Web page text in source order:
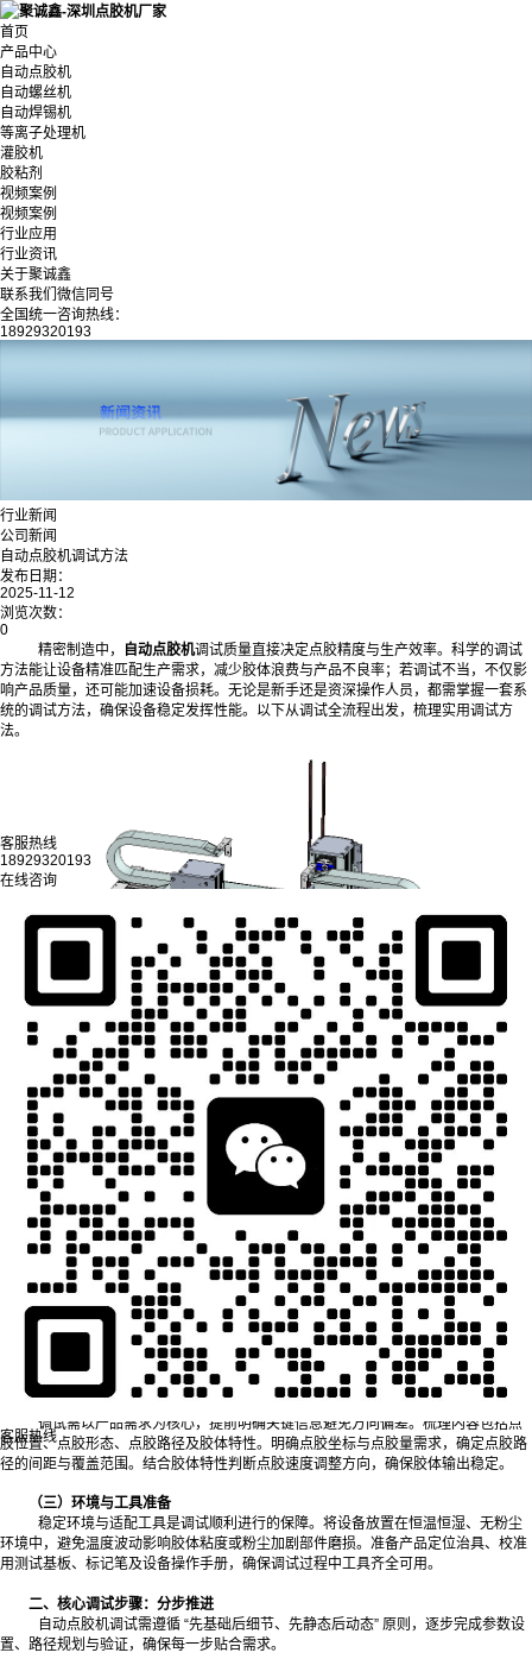
首页
产品中心
自动点胶机
自动螺丝机
自动焊锡机
等离子处理机
灌胶机
胶粘剂
视频案例
视频案例
行业应用
行业资讯
关于聚诚鑫
联系我们微信同号
全国统一咨询热线：
18929320193
行业新闻
公司新闻
自动点胶机调试方法
发布日期：
2025-11-12
浏览次数：
0
精密制造中，
自动点胶机调试质量直接决定点胶精度与生产效率。科学的调试
方法能让设备精准匹配生产需求，减少胶体浪费与产品不良率；若调试不当，不仅影
响产品质量，还可能加速设备损耗。无论是新手还是资深操作人员，都需掌握一套系
统的调试方法，确保设备稳定发挥性能。以下从调试全流程出发，梳理实用调试方
法。
一、调试前准备：筑牢基础
调试前的充分准备可减少后续操作失误，避免反复调整，主要围绕设备、产品
与环境三方面开展。
（一）设备状态核查
设备硬件状态是调试准确性的前提，需重点确认核心部件功能与完整性。先检
查点胶阀，确保阀体无胶体残留、出胶口无堵塞或损伤，若有残留需用适配清洁剂彻
底清理；再检查运动机构，手动推动机械臂，确认无卡顿、异响，若存在卡顿需排查
导轨润滑情况或部件松动问题；最后检查电气系统与传感器，开机观察设备指示灯，
确保无故障报警，传感器能准确识别产品位置。
（二）产品需求梳理
调试需以产品需求为核心，提前明确关键信息避免方向偏差。梳理内容包括点
胶位置、点胶形态、点胶路径及胶体特性。明确点胶坐标与点胶量需求，确定点胶路
径的间距与覆盖范围。结合胶体特性判断点胶速度调整方向，确保胶体输出稳定。
（三）环境与工具准备
稳定环境与适配工具是调试顺利进行的保障。将设备放置在恒温恒湿、无粉尘
环境中，避免温度波动影响胶体粘度或粉尘加剧部件磨损。准备产品定位治具、校准
用测试基板、标记笔及设备操作手册，确保调试过程中工具齐全可用。
二、核心调试步骤：分步推进
自动点胶机调试需遵循 “先基础后细节、先静态后动态” 原则，逐步完成参数设
置、路径规划与验证，确保每一步贴合需求。
客服热线
18929320193
在线咨询
客服热线